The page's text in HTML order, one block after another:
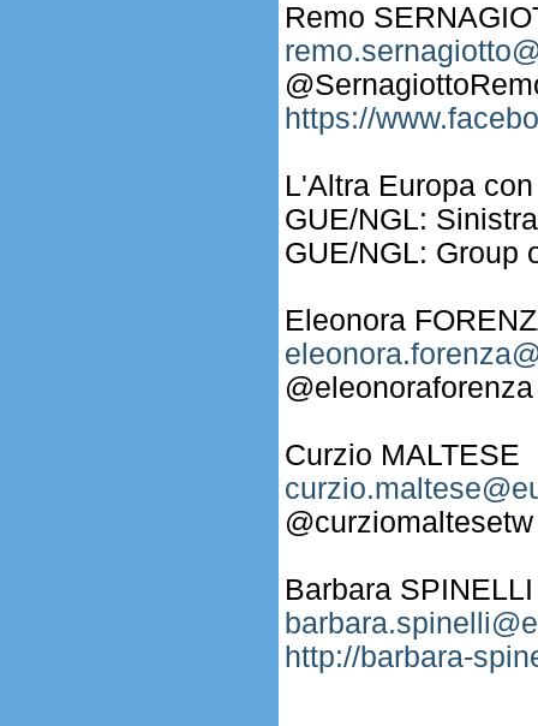
Remo
https://
L'Altra Europa
GUE/NGL:
GUE/NGL: Group
Eleonora
@eleonoraforenza
Curzio MALTESE
@curziomaltesetw
Barbara SPINELLI
http://barbara-